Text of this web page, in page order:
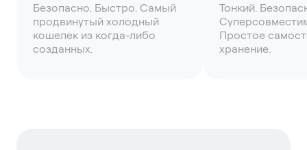
Безопасно. Быстро. Самый
продвинутый холодный
кошелек из когда-либо
созданных.
Тонкий.
Простое
хранение.